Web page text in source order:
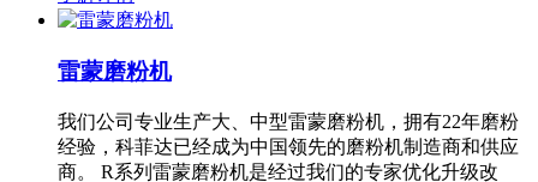
雷蒙磨粉机
我们公司专业生产大、中型雷蒙磨粉机，拥有22年磨粉
经验，科菲达已经成为中国领先的磨粉机制造商和供应
商。 R系列雷蒙磨粉机是经过我们的专家优化升级改